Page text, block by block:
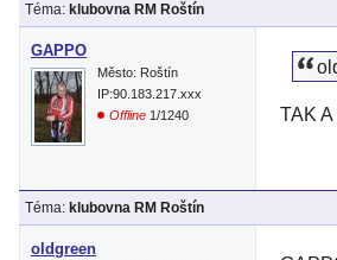
Téma: klubovna RM Roštín
GAPPO
Město: Roštín
IP:90.183.217.xxx
Offline 1/1240 TAK
Téma: klubovna RM Roštín
oldgreen